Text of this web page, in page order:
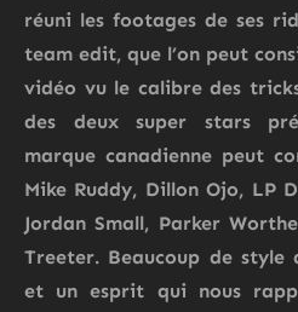
réuni les footages de ses
team edit, que l’on peut
vidéo vu le calibre des
des deux super stars
marque canadienne peut
Mike Ruddy, Dillon Ojo, LP
Jordan Small, Parker
Treeter. Beaucoup de style
et un esprit qui nous